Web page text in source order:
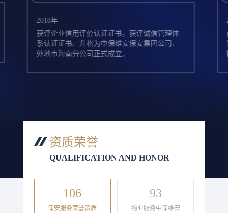
2019年
首次获得劳动关系和谐企业，集团迁址国家级
国科产业园-松山湖，首次为文昌卫星发射中心
提供外围安保服务。
资质荣誉
QUALIFICATION AND HONOR
106
保安服务荣誉资质
93
物业服务中保维安